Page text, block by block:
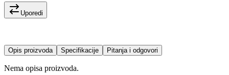
Uporedi
Opis proizvoda Specifikacije Pitanja i odgovori
Nema opisa proizvoda.